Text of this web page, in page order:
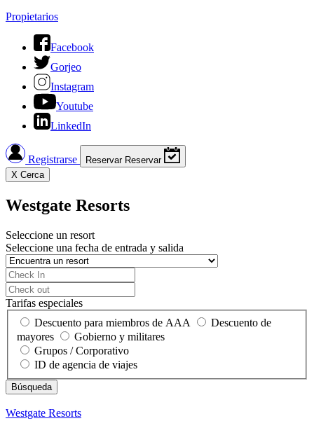
Propietarios
Facebook
Gorjeo
Instagram
Youtube
LinkedIn
Registrarse Reservar Reservar
X Cerca
Westgate Resorts
Seleccione un resort
Seleccione una fecha de entrada y salida
Tarifas especiales
Descuento para miembros de AAA
Descuento de
mayores
Gobierno y militares
Grupos / Corporativo
ID de agencia de viajes
Westgate Resorts